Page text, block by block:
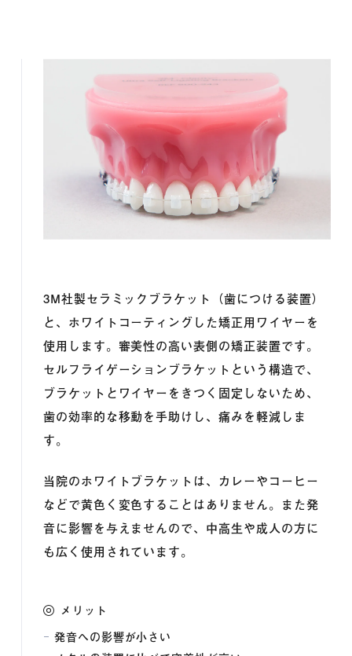
3M社製セラミックブラケット（歯につける装置）
と、ホワイトコーティングした矯正用ワイヤーを
使用します。審美性の高い表側の矯正装置です。
セルフライゲーションブラケットという構造で、
ブラケットとワイヤーをきつく固定しないため、
歯の効率的な移動を手助けし、痛みを軽減しま
す。
当院のホワイトブラケットは、カレーやコーヒー
などで黄色く変色することはありません。また発
音に影響を与えませんので、中高生や成人の方に
も広く使用されています。
メリット
発音への影響が小さい